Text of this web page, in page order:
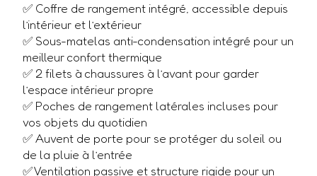
✅ Coffre de rangement intégré, accessible depuis
l’intérieur et l’extérieur
✅ Sous-matelas anti-condensation intégré pour un
meilleur confort thermique
✅ 2 filets à chaussures à l’avant pour garder
l’espace intérieur propre
✅ Poches de rangement latérales incluses pour
vos objets du quotidien
✅ Auvent de porte pour se protéger du soleil ou
de la pluie à l’entrée
✅ Ventilation passive et structure rigide pour un